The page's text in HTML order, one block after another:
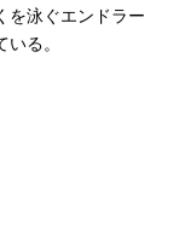
を泳ぐエンドラー
る。